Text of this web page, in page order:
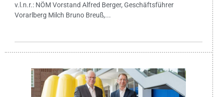
v.l.n.r.: NÖM Vorstand Alfred Berger, Geschäftsführer
Vorarlberg Milch Bruno Breuß,...